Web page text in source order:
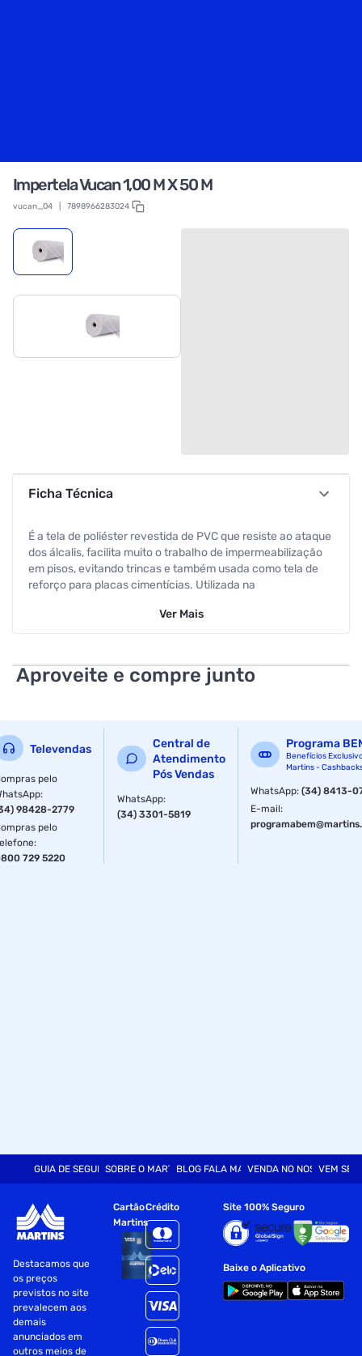
Impertela Vucan 1,00 M X 50 M
vucan_04 7898966283024
Ficha Técnica
É a tela de poliéster revestida de PVC que resiste ao ataque
dos álcalis, facilita muito o trabalho de impermeabilização
em pisos, evitando trincas e também usada como tela de
reforço para placas cimentícias. Utilizada na
acrílicas, cimentícias e manta líquida. Por ser uma tela mais
Líquida Vucan, assegurando a qualidade e resistência do
sistema de impermeabilização.
Ver Mais
Aproveite e compre junto
Televendas
pelo
:
98428-2779
pelo
:
729 5220
Central de
Atendimento
Pós Vendas
WhatsApp:
(34) 3301-5819
Programa
Benefícios
Martins -
WhatsApp:(34) 8413-
E-mail:
GUIA DE SEGURANÇASOBRE O MARTINSBLOG FALA MARTVENDA NO NOSSO SITE
VEM SER
Destacamos que
os preços
previstos no site
prevalecem aos
demais
anunciados em
outros meios de
Cartão
Martins
Crédito Site 100% Seguro
Baixe o Aplicativo